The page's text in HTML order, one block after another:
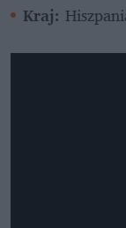
Kraj: